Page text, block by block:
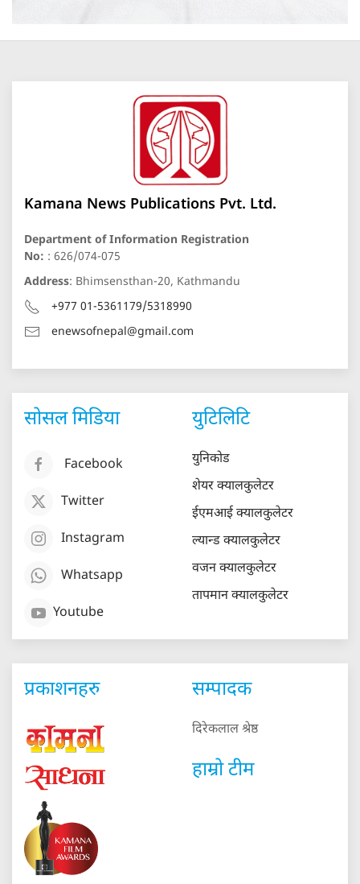
Kamana News Publications Pvt. Ltd.
Department of Information Registration
No: : 626/074-075
Address: Bhimsensthan-20, Kathmandu
+977 01-5361179/5318990
enewsofnepal@gmail.com
सोसल मिडिया
Facebook
Twitter
Instagram
Whatsapp
Youtube
युटिलिटि
युनिकोड
शेयर क्यालकुलेटर
ईएमआई क्यालकुलेटर
ल्यान्ड क्यालकुलेटर
वजन क्यालकुलेटर
तापमान क्यालकुलेटर
प्रकाशनहरु सम्पादक
दिरेकलाल श्रेष्ठ
हाम्रो टीम